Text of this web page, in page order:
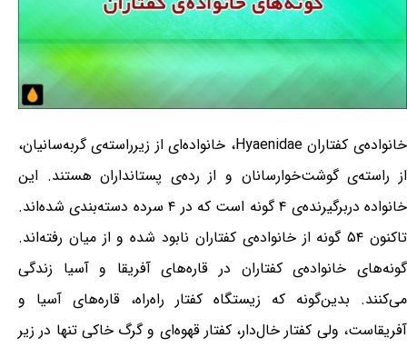
خانواده‌ی کفتاران Hyaenidae، خانواده‌ای از زیرراسته‌ی گربه‌سانیان،
از راسته‌ی گوشت‌خوارسانان و از رده‌ی پستانداران هستند. این
خانواده دربرگیرنده‌ی ۴ گونه است که در ۴ سرده دسته‌بندی شده‌اند.
تاکنون ۵۴ گونه از خانواده‌ی کفتاران نابود شده و از میان رفته‌اند.
گونه‌های خانواده‌ی کفتاران در قاره‌های آفریقا و آسیا زندگی
می‌کنند. بدین‌گونه که زیستگاه کفتار راه‌راه، قاره‌های آسیا و
آفریقاست، ولی کفتار خال‌دار، کفتار قهوه‌ای و گرگ خاکی تنها در زیر